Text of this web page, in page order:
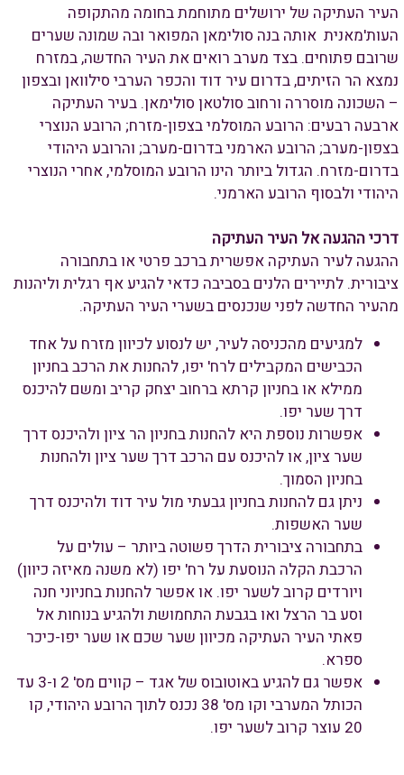
העיר העתיקה של ירושלים מתוחמת בחומה מהתקופה
העות'מאנית אותה בנה סולימאן המפואר ובה שמונה שערים
שרובם פתוחים. בצד מערב רואים את העיר החדשה, במזרח
נמצא הר הזיתים, בדרום עיר דוד והכפר הערבי סילוואן ובצפון
– השכונה מוסררה ורחוב סולטאן סולימאן. בעיר העתיקה
ארבעה רבעים: הרובע המוסלמי בצפון-מזרח; הרובע הנוצרי
בצפון-מערב; הרובע הארמני בדרום-מערב; והרובע היהודי
בדרום-מזרח. הגדול ביותר הינו הרובע המוסלמי, אחרי הנוצרי
היהודי ולבסוף הרובע הארמני.
דרכי ההגעה אל העיר העתיקה
ההגעה לעיר העתיקה אפשרית ברכב פרטי או בתחבורה
ציבורית. לתיירים הלנים בסביבה כדאי להגיע אף רגלית וליהנות
מהעיר החדשה לפני שנכנסים בשערי העיר העתיקה.
למגיעים מהכניסה לעיר, יש לנסוע לכיוון מזרח על אחד
הכבישים המקבילים לרח' יפו, להחנות את הרכב בחניון
ממילא או בחניון קרתא ברחוב יצחק קריב ומשם להיכנס
דרך שער יפו.
אפשרות נוספת היא להחנות בחניון הר ציון ולהיכנס דרך
שער ציון, או להיכנס עם הרכב דרך שער ציון ולהחנות
בחניון הסמוך.
ניתן גם להחנות בחניון גבעתי מול עיר דוד ולהיכנס דרך
שער האשפות.
בתחבורה ציבורית הדרך פשוטה ביותר – עולים על
הרכבת הקלה הנוסעת על רח' יפו (לא משנה מאיזה כיוון)
ויורדים קרוב לשער יפו. או אפשר להחנות בחניוני חנה
וסע בר הרצל ואו בגבעת התחמושת ולהגיע בנוחות אל
פאתי העיר העתיקה מכיוון שער שכם או שער יפו-כיכר
ספרא.
אפשר גם להגיע באוטובוס של אגד – קווים מס' 2 ו-3 עד
הכותל המערבי וקו מס' 38 נכנס לתוך הרובע היהודי, קו
20 עוצר קרוב לשער יפו.